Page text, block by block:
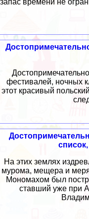
фестивалей, ночных
этот красивый
На этих землях
мурома, мещера и
Мономахом был
ставший уже при